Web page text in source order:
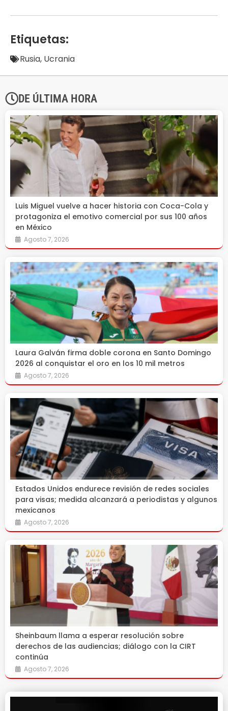
Etiquetas:
Rusia, Ucrania
DE ÚLTIMA HORA
Luis Miguel vuelve a hacer historia con Coca-Cola y
protagoniza el emotivo comercial por sus 100 años
en México
Agosto 7, 2026
Laura Galván firma doble corona en Santo Domingo
2026 al conquistar el oro en los 10 mil metros
Agosto 7, 2026
Estados Unidos endurece revisión de redes sociales
para visas; medida alcanzará a periodistas y algunos
mexicanos
Agosto 7, 2026
Sheinbaum llama a esperar resolución sobre
derechos de las audiencias; diálogo con la CIRT
continúa
Agosto 7, 2026